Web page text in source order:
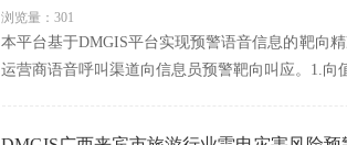
浏览量：301
本平台基于DMGIS平台实现预警语音信息的靶向
运营商语音呼叫渠道向信息员预警靶向叫应。1.